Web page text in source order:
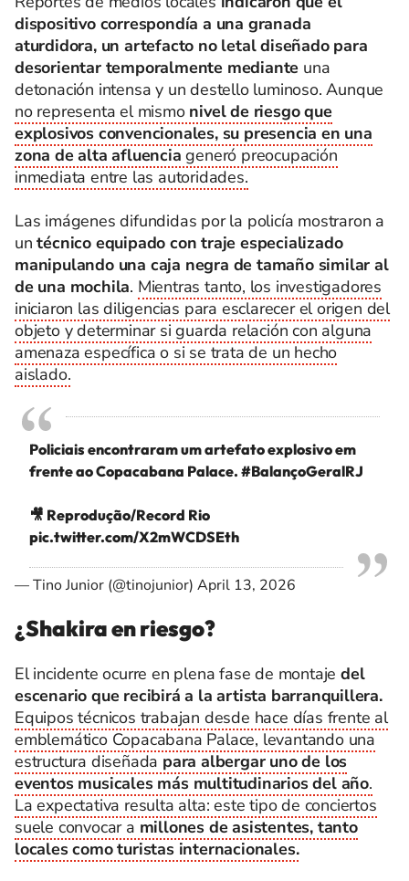
dispositivo correspondía a una granada
aturdidora, un artefacto no letal diseñado para
desorientar temporalmente mediante una
detonación intensa y un destello luminoso. Aunque
no representa el mismonivel de riesgo que
explosivos convencionales, su presencia en una
zona de alta afluencia generó preocupación
inmediata entre las autoridades.
Las imágenes difundidas por la policía mostraron a
untécnico equipado con traje especializado
manipulando una caja negra de tamaño similar al
de una mochila. Mientras tanto, los investigadores
iniciaron las diligencias para esclarecer el origen del
objeto y determinar si guarda relación con alguna
amenaza específica o si se trata de un hecho
aislado.
Policiais encontraram um artefato explosivo em
frente ao Copacabana Palace. #BalançoGeralRJ
🎥 Reprodução/Record Rio
pic.twitter.com/X2mWCDSEth
— Tino Junior (@tinojunior) April 13, 2026
¿Shakira en riesgo?
El incidente ocurre en plena fase de montaje del
escenario que recibirá a la artista barranquillera.
Equipos técnicos trabajan desde hace días frente al
emblemático Copacabana Palace, levantando una
estructura diseñada para albergar uno de los
eventos musicales más multitudinarios del año.
La expectativa resulta alta: este tipo de conciertos
suele convocar a millones de asistentes, tanto
locales como turistas internacionales.